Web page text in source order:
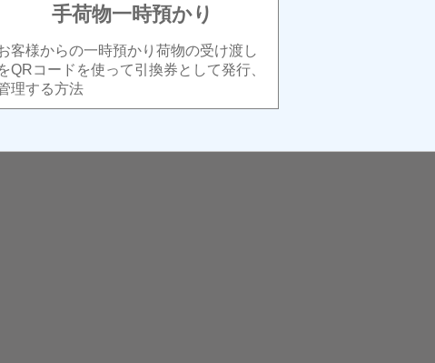
手荷物一時預かり
客様からの一時預かり荷物の受け渡し
QRコードを使って引換券として発行、
理する方法